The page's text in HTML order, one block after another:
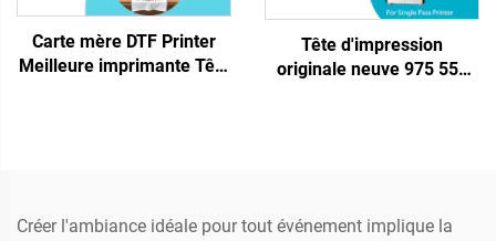
Carte mère DTF Printer
Meilleure imprimante Tête
Tête d'impression
originale neuve 975 552
unique
Créer l'ambiance idéale pour tout événement implique la